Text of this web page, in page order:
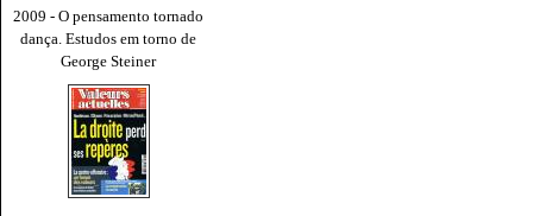
2009 - O pensamento tornado
dança. Estudos em torno de
George Steiner